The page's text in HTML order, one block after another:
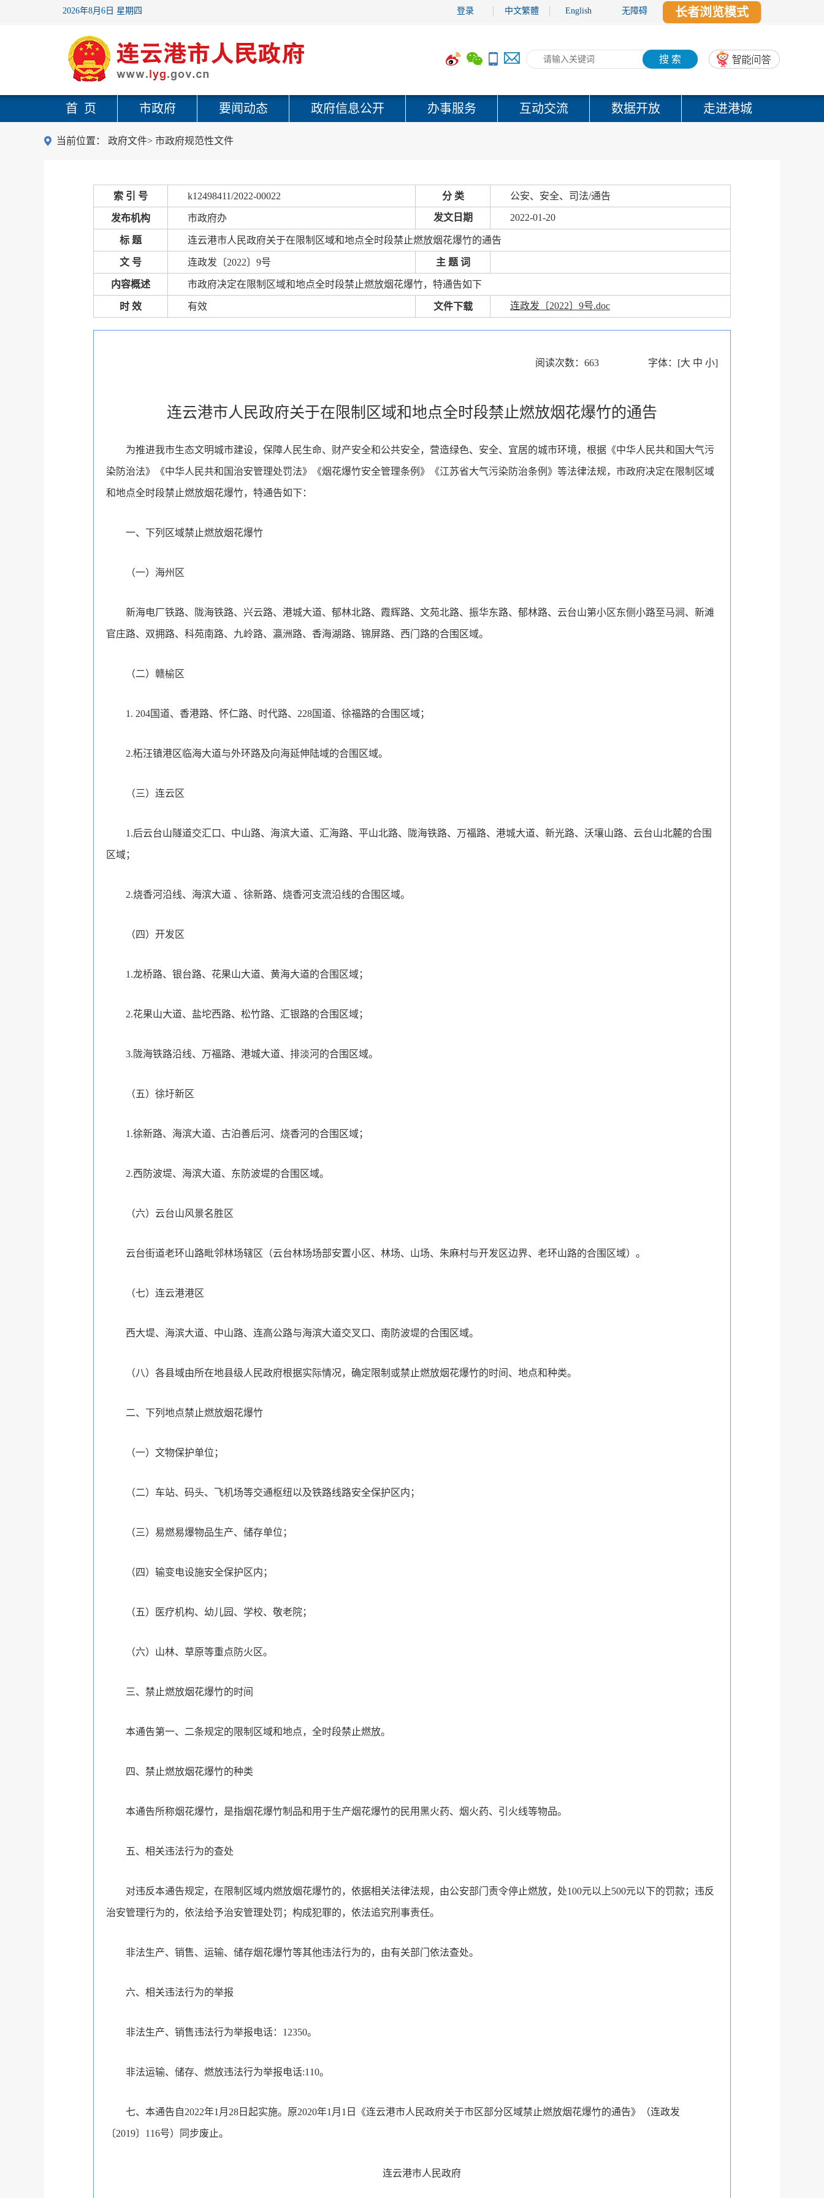
2026年8月6日 星期四 登录 中文繁體 English 无障碍 长者浏览模式
搜 索
首 页 市政府 要闻动态 政府信息公开 办事服务 互动交流 数据开放 走进港城
当前位置： 政府文件> 市政府规范性文件
索 引 号 k12498411/2022-00022 分 类 公安、安全、司法/通告
发布机构 市政府办 发文日期 2022-01-20
标 题 连云港市人民政府关于在限制区域和地点全时段禁止燃放烟花爆竹的通告
文 号 连政发〔2022〕9号 主 题 词
内容概述 市政府决定在限制区域和地点全时段禁止燃放烟花爆竹，特通告如下
时 效 有效 文件下载 连政发〔2022〕9号.doc
阅读次数： 663 字体： [大 中 小]
连云港市人民政府关于在限制区域和地点全时段禁止燃放烟花爆竹的通告
为推进我市生态文明城市建设，保障人民生命、财产安全和公共安全，营造绿色、安全、宜居的城市环境，根据《中华人民共和国大气污
染防治法》《中华人民共和国治安管理处罚法》《烟花爆竹安全管理条例》《江苏省大气污染防治条例》等法律法规，市政府决定在限制区域
和地点全时段禁止燃放烟花爆竹，特通告如下：
一、下列区域禁止燃放烟花爆竹
（一）海州区
新海电厂铁路、陇海铁路、兴云路、港城大道、郁林北路、霞辉路、文苑北路、振华东路、郁林路、云台山第小区东侧小路至马涧、新滩
官庄路、双拥路、科苑南路、九岭路、瀛洲路、香海湖路、锦屏路、西门路的合围区域。
（二）赣榆区
1. 204国道、香港路、怀仁路、时代路、228国道、徐福路的合围区域；
2.柘汪镇港区临海大道与外环路及向海延伸陆域的合围区域。
（三）连云区
1.后云台山隧道交汇口、中山路、海滨大道、汇海路、平山北路、陇海铁路、万福路、港城大道、新光路、沃壤山路、云台山北麓的合围
区域；
2.烧香河沿线、海滨大道 、徐新路、烧香河支流沿线的合围区域。
（四）开发区
1.龙桥路、银台路、花果山大道、黄海大道的合围区域；
2.花果山大道、盐坨西路、松竹路、汇银路的合围区域；
3.陇海铁路沿线、万福路、港城大道、排淡河的合围区域。
（五）徐圩新区
1.徐新路、海滨大道、古泊善后河、烧香河的合围区域；
2.西防波堤、海滨大道、东防波堤的合围区域。
（六）云台山风景名胜区
云台街道老环山路毗邻林场辖区（云台林场场部安置小区、林场、山场、朱麻村与开发区边界、老环山路的合围区域）。
（七）连云港港区
西大堤、海滨大道、中山路、连高公路与海滨大道交叉口、南防波堤的合围区域。
（八）各县域由所在地县级人民政府根据实际情况，确定限制或禁止燃放烟花爆竹的时间、地点和种类。
二、下列地点禁止燃放烟花爆竹
（一）文物保护单位；
（二）车站、码头、飞机场等交通枢纽以及铁路线路安全保护区内；
（三）易燃易爆物品生产、储存单位；
（四）输变电设施安全保护区内；
（五）医疗机构、幼儿园、学校、敬老院；
（六）山林、草原等重点防火区。
三、禁止燃放烟花爆竹的时间
本通告第一、二条规定的限制区域和地点，全时段禁止燃放。
四、禁止燃放烟花爆竹的种类
本通告所称烟花爆竹，是指烟花爆竹制品和用于生产烟花爆竹的民用黑火药、烟火药、引火线等物品。
五、相关违法行为的查处
对违反本通告规定，在限制区域内燃放烟花爆竹的，依据相关法律法规，由公安部门责令停止燃放，处100元以上500元以下的罚款；违反
治安管理行为的，依法给予治安管理处罚；构成犯罪的，依法追究刑事责任。
非法生产、销售、运输、储存烟花爆竹等其他违法行为的，由有关部门依法查处。
六、相关违法行为的举报
非法生产、销售违法行为举报电话：12350。
非法运输、储存、燃放违法行为举报电话:110。
七、本通告自2022年1月28日起实施。原2020年1月1日《连云港市人民政府关于市区部分区域禁止燃放烟花爆竹的通告》（连政发
〔2019〕116号）同步废止。
连云港市人民政府